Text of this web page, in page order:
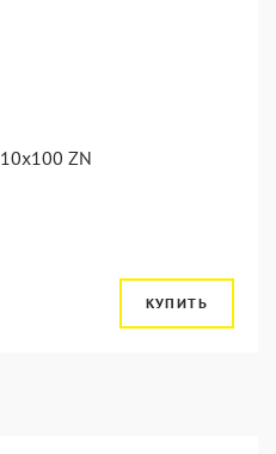
ZN
КУПИТЬ